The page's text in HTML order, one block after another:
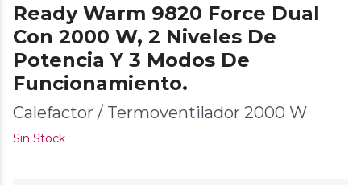
Ready Warm 9820 Force Dual
Con 2000 W, 2 Niveles De
Potencia Y 3 Modos De
Funcionamiento.
Calefactor / Termoventilador 2000 W
Sin Stock